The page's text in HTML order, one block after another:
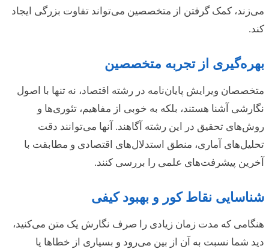
می‌زند، کمک گرفتن از متخصصین می‌تواند تفاوت بزرگی ایجاد
کند.
بهره‌گیری از تجربه متخصصین
متخصصان ویرایش پایان‌نامه در رشته اقتصاد، نه تنها با اصول
نگارشی آشنا هستند، بلکه به خوبی از مفاهیم، تئوری‌ها و
روش‌های تحقیق در این رشته آگاهند. آنها می‌توانند دقت
تحلیل‌های آماری، منطق استدلال‌های اقتصادی و مطابقت با
آخرین پیشرفت‌های علمی را بررسی کنند.
شناسایی نقاط کور و بهبود کیفی
هنگامی که مدت زمان زیادی را صرف نگارش یک متن می‌کنید،
دید شما نسبت به آن از بین می‌رود و بسیاری از خطاها یا